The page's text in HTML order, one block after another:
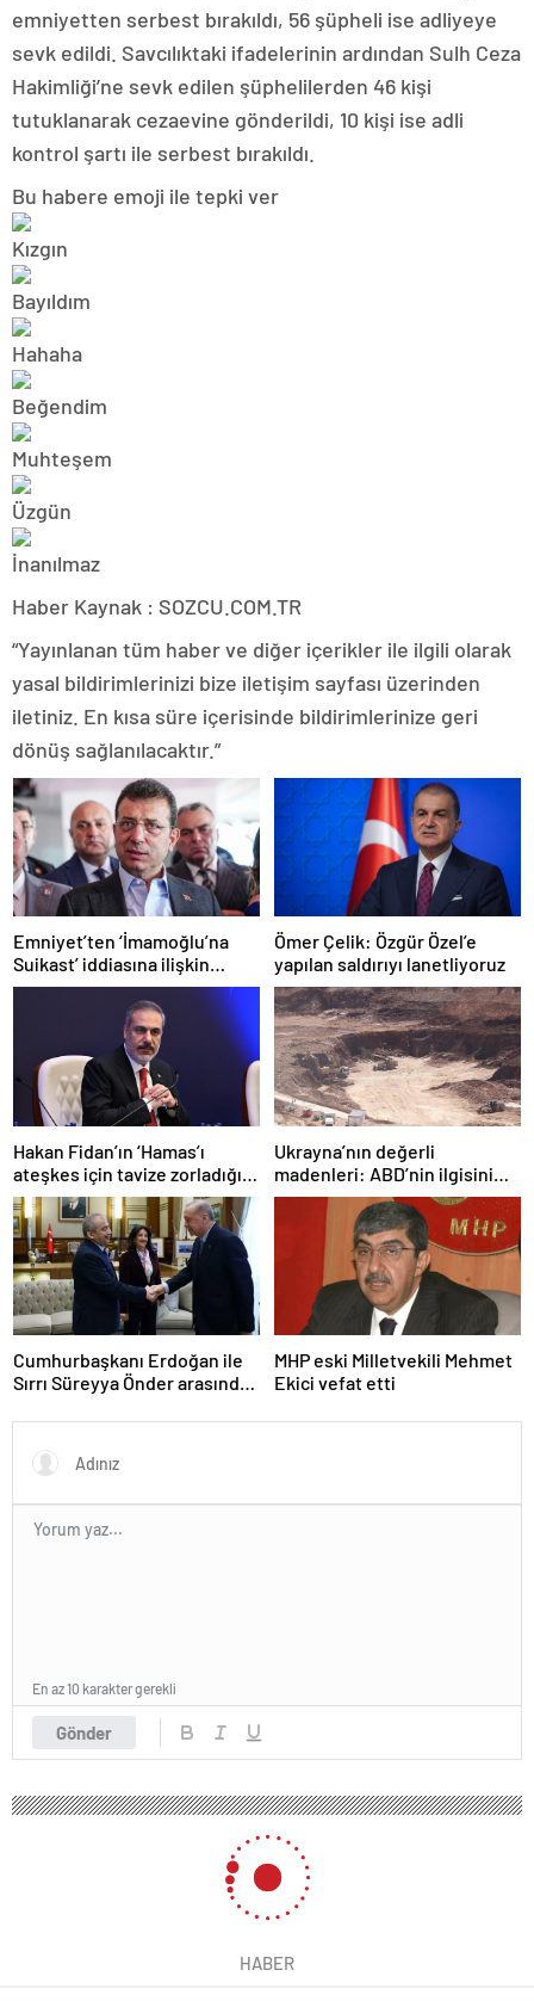
emniyetten serbest bırakıldı, 56 şüpheli ise adliyeye
sevk edildi. Savcılıktaki ifadelerinin ardından Sulh Ceza
Hakimliği’ne sevk edilen şüphelilerden 46 kişi
tutuklanarak cezaevine gönderildi, 10 kişi ise adli
kontrol şartı ile serbest bırakıldı.
Bu habere emoji ile tepki ver
Haber Kaynak : SOZCU.COM.TR
“Yayınlanan tüm haber ve diğer içerikler ile ilgili olarak
yasal bildirimlerinizi bize iletişim sayfası üzerinden
iletiniz. En kısa süre içerisinde bildirimlerinize geri
dönüş sağlanılacaktır.”
Emniyet’ten ‘İmamoğlu’na
Suikast’ iddiasına ilişkin
açıklama
Ömer Çelik: Özgür Özel’e
yapılan saldırıyı lanetliyoruz
Hakan Fidan’ın ‘Hamas’ı
ateşkes için tavize zorladığı’
iddiasına yalanlama
Ukrayna’nın değerli
madenleri: ABD’nin ilgisini
çeken kritik kaynaklar
Cumhurbaşkanı Erdoğan ile
Sırrı Süreyya Önder arasında
MHP eski Milletvekili Mehmet
Ekici vefat etti
Gönder
En az 10 karakter gerekli
Kontrolden çıkan otomobil, başka bir
otomobilin üzerine düştü
28 Şubat 2025 04:45